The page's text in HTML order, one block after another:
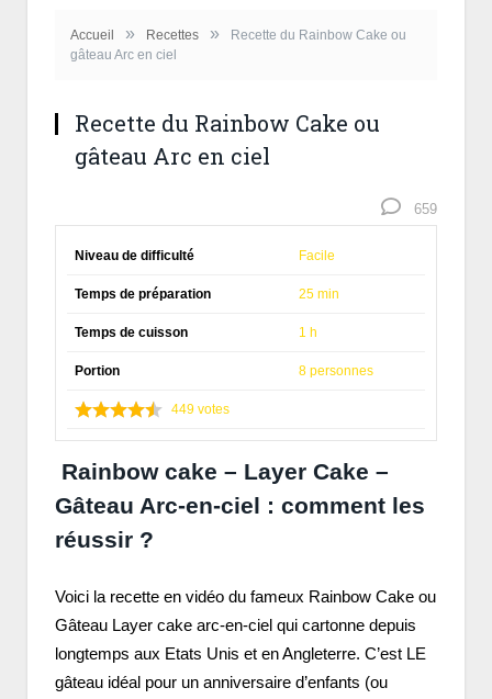
Accueil » Recettes »
Recette du Rainbow Cake ou
gâteau Arc en ciel
Recette du Rainbow Cake ou
gâteau Arc en ciel
659
Niveau de difficulté Facile
Temps de préparation 25 min
Temps de cuisson 1 h
Portion 8 personnes
449 votes
Rainbow cake – Layer Cake –
Gâteau Arc-en-ciel : comment les
réussir ?
Voici la recette en vidéo du fameux Rainbow Cake ou
Gâteau Layer cake arc-en-ciel qui cartonne depuis
longtemps aux Etats Unis et en Angleterre. C’est LE
gâteau idéal pour un anniversaire d’enfants (ou